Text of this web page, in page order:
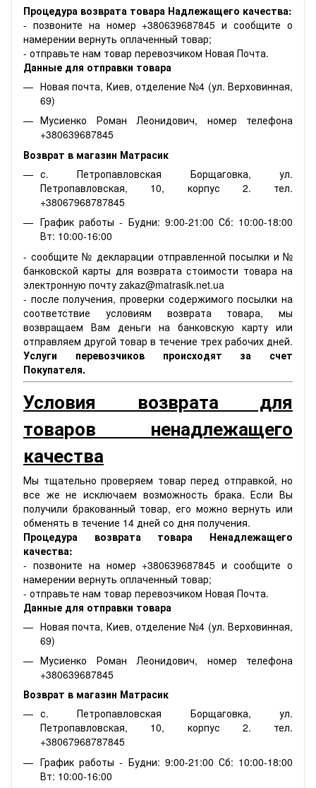
Процедура возврата товара Надлежащего качества:
- позвоните на номер +380639687845 и сообщите о
намерении вернуть оплаченный товар;
- отправьте нам товар перевозчиком Новая Почта.
Данные для отправки товара
Новая почта, Киев, отделение №4 (ул. Верховинная,
69)
Мусиенко Роман Леонидович, номер телефона
+380639687845
Возврат в магазин Матрасик
с. Петропавловская Борщаговка, ул.
Петропавловская, 10, корпус 2. тел.
+38067968787845
График работы - Будни: 9:00-21:00 Сб: 10:00-18:00
Вт: 10:00-16:00
- сообщите № декларации отправленной посылки и №
банковской карты для возврата стоимости товара на
электронную почту zakaz@matrasik.net.ua
- после получения, проверки содержимого посылки на
соответствие условиям возврата товара, мы
возвращаем Вам деньги на банковскую карту или
отправляем другой товар в течение трех рабочих дней.
Услуги перевозчиков происходят за счет
Покупателя.
Условия возврата для
товаров ненадлежащего
качества
Мы тщательно проверяем товар перед отправкой, но
все же не исключаем возможность брака. Если Вы
получили бракованный товар, его можно вернуть или
обменять в течение 14 дней со дня получения.
Процедура возврата товара Ненадлежащего
качества:
- позвоните на номер +380639687845 и сообщите о
намерении вернуть оплаченный товар;
- отправьте нам товар перевозчиком Новая Почта.
Данные для отправки товара
Новая почта, Киев, отделение №4 (ул. Верховинная,
69)
Мусиенко Роман Леонидович, номер телефона
+380639687845
Возврат в магазин Матрасик
с. Петропавловская Борщаговка, ул.
Петропавловская, 10, корпус 2. тел.
+38067968787845
График работы - Будни: 9:00-21:00 Сб: 10:00-18:00
Вт: 10:00-16:00